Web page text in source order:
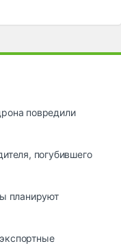
повредили
погубившего
планируют